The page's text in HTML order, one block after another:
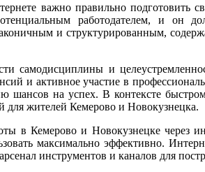
важно правильно подготовить
работодателем, и он
и структурированным,
самодисциплины и
и активное участие в
на успех. В контексте
для жителей Кемерово и Новокузнецка.
в Кемерово и Новокузнецке через
максимально эффективно.
инструментов и каналов для